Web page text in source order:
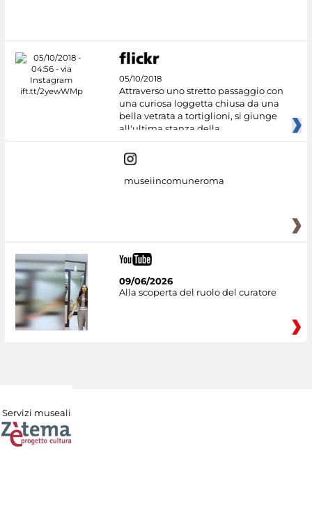
05/10/2018
Attraverso uno stretto passaggio con
una curiosa loggetta chiusa da una
bella vetrata a tortiglioni, si giunge
all'ultima stanza della
museiincomuneroma
09/06/2026
Alla scoperta del ruolo del curatore
Servizi museali